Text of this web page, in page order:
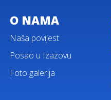
O NAMA
Naša povijest
Posao u Izazovu
Foto galerija